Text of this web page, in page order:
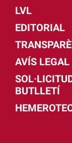
LVL
EDITORIAL
AVÍS
BUTLLETÍ